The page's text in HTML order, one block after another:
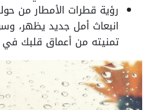
رؤية قطرات الأمطار من
انبعاث أمل جديد يظهر،
تمنيته من أعماق قلبك